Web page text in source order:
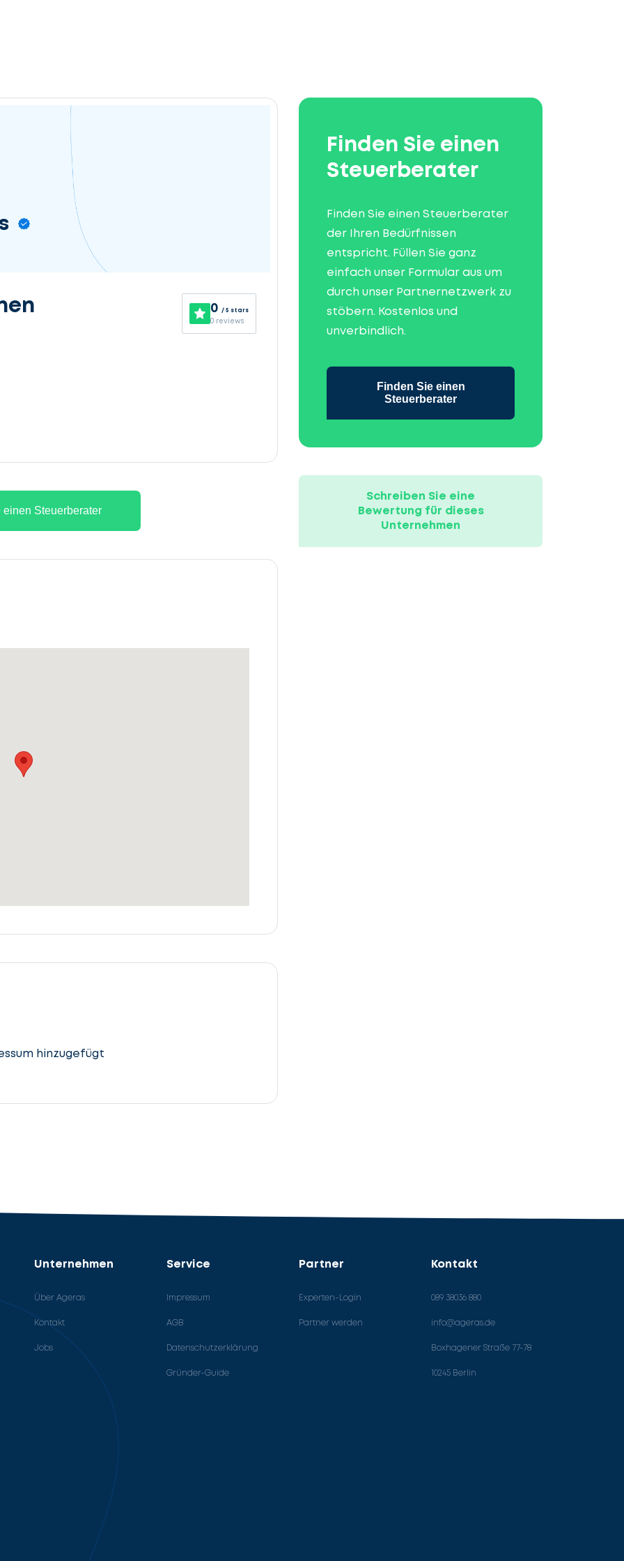
0 / 5 stars
0 reviews
einen Steuerberater
hinzugefügt
Finden Sie einen
Steuerberater
Finden Sie einen Steuerberater
der Ihren Bedürfnissen
entspricht. Füllen Sie ganz
einfach unser Formular aus um
durch unser Partnernetzwerk zu
stöbern. Kostenlos und
unverbindlich.
Finden Sie einen
Steuerberater
Schreiben Sie eine
Bewertung für dieses
Unternehmen
Unternehmen
Über Ageras
Kontakt
Jobs
Service
Impressum
AGB
Datenschutzerklärung
Gründer-Guide
Partner
Experten-Login
Partner werden
Kontakt
089 38036 880
info@ageras.de
Boxhagener Straße 77-78
10245 Berlin